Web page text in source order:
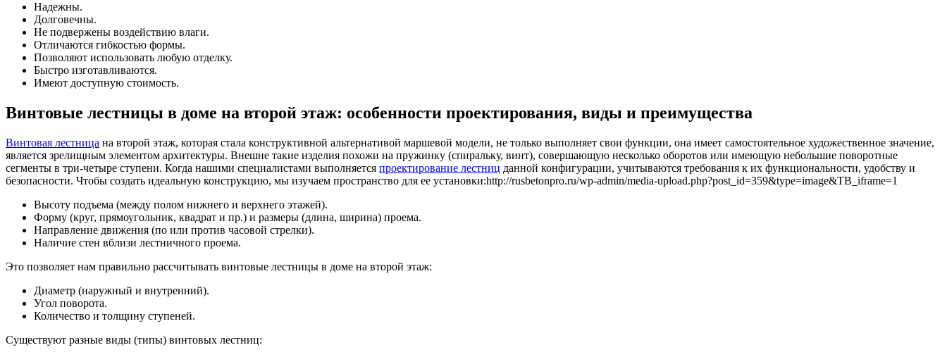
Надежны.
Долговечны.
Не подвержены воздействию влаги.
Отличаются гибкостью формы.
Позволяют использовать любую отделку.
Быстро изготавливаются.
Имеют доступную стоимость.
Винтовые лестницы в доме на второй этаж: особенности проектирования, виды и преимущества
Винтовая лестница на второй этаж, которая стала конструктивной альтернативой маршевой модели, не только выполняет свои функции, она имеет самостоятельное художественное значение,
является зрелищным элементом архитектуры. Внешне такие изделия похожи на пружинку (спиральку, винт), совершающую несколько оборотов или имеющую небольшие поворотные
сегменты в три-четыре ступени. Когда нашими специалистами выполняется проектирование лестниц данной конфигурации, учитываются требования к их функциональности, удобству и
безопасности. Чтобы создать идеальную конструкцию, мы изучаем пространство для ее установки:http://rusbetonpro.ru/wp-admin/media-upload.php?post_id=359&type=image&TB_iframe=1
Высоту подъема (между полом нижнего и верхнего этажей).
Форму (круг, прямоугольник, квадрат и пр.) и размеры (длина, ширина) проема.
Направление движения (по или против часовой стрелки).
Наличие стен вблизи лестничного проема.
Это позволяет нам правильно рассчитывать винтовые лестницы в доме на второй этаж:
Диаметр (наружный и внутренний).
Угол поворота.
Количество и толщину ступеней.
Существуют разные виды (типы) винтовых лестниц: